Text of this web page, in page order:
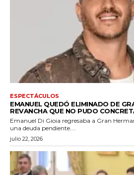
ESPECTÁCULOS
EMANUEL QUEDÓ ELIMINADO DE
REVANCHA QUE NO PUDO
Emanuel Di Gioia regresaba a Gran
una deuda pendiente....
julio 22, 2026